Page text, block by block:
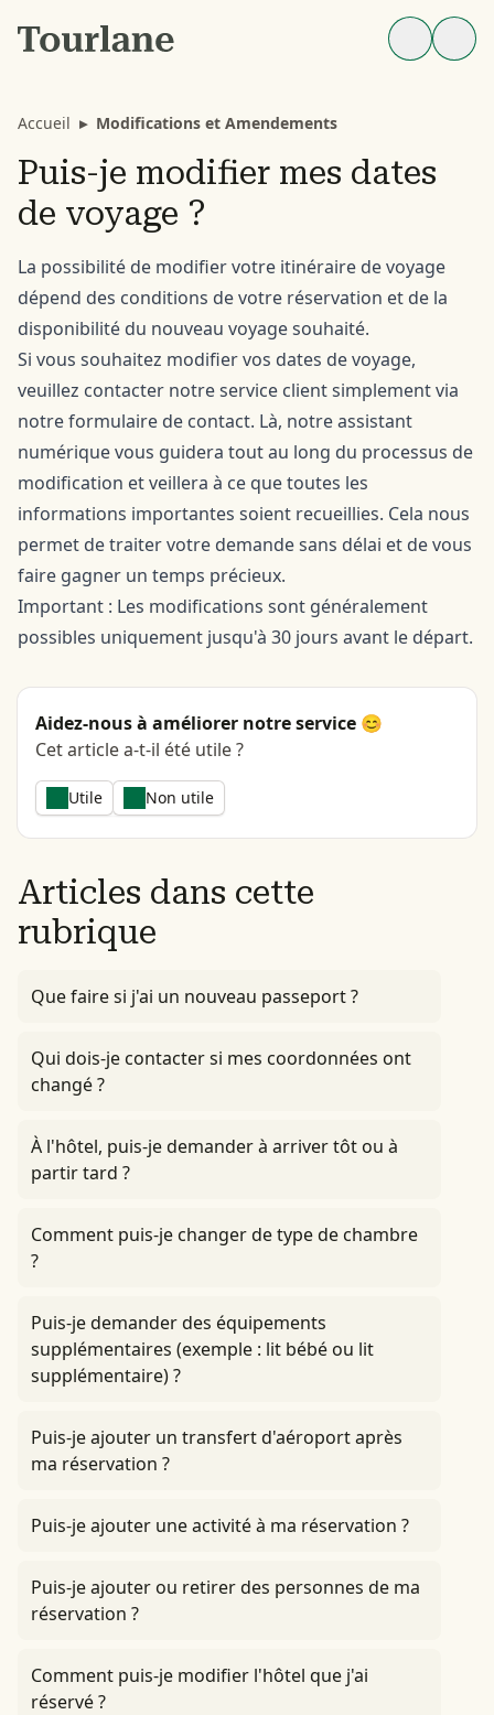
Accueil ▸ Modifications et Amendements
Puis-je modifier mes dates
de voyage ?
La possibilité de modifier votre itinéraire de voyage
dépend des conditions de votre réservation et de la
disponibilité du nouveau voyage souhaité.
Si vous souhaitez modifier vos dates de voyage,
veuillez contacter notre service client simplement via
notreformulaire de contact. Là, notre assistant
numérique vous guidera tout au long du processus de
modification et veillera à ce que toutes les
informations importantes soient recueillies. Cela nous
permet de traiter votre demande sans délai et de vous
faire gagner un temps précieux.
Important : Les modifications sont généralement
possibles uniquement jusqu'à 30 jours avant le départ.
Aidez-nous à améliorer notre service 😊
Cet article a-t-il été utile ?
Utile Non utile
Articles dans cette
rubrique
Que faire si j'ai un nouveau passeport ?
Qui dois-je contacter si mes coordonnées ont
changé ?
À l'hôtel, puis-je demander à arriver tôt ou à
partir tard ?
Comment puis-je changer de type de chambre
?
Puis-je demander des équipements
supplémentaires (exemple : lit bébé ou lit
supplémentaire) ?
Puis-je ajouter un transfert d'aéroport après
ma réservation ?
Puis-je ajouter une activité à ma réservation ?
Puis-je ajouter ou retirer des personnes de ma
réservation ?
Comment puis-je modifier l'hôtel que j'ai
réservé ?